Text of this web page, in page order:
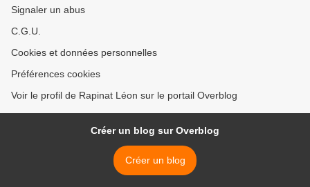
Signaler un abus
C.G.U.
Cookies et données personnelles
Préférences cookies
Voir le profil de Rapinat Léon sur le portail Overblog
Créer un blog sur Overblog
Créer un blog